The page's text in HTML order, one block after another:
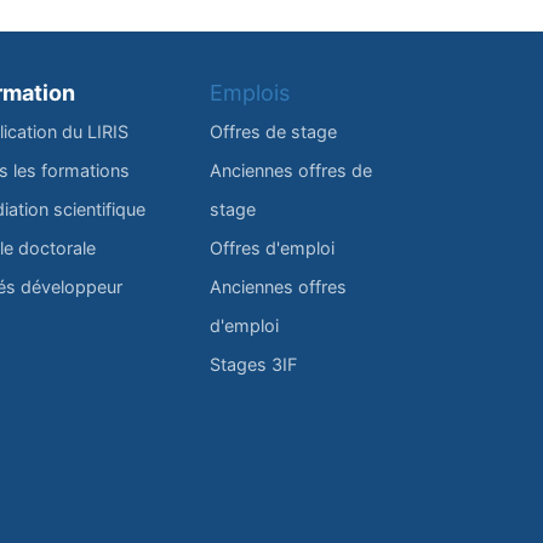
du LIRIS
les formations
scientifique
doctorale
développeur
Emplois
Offres de stage
Anciennes offres de
stage
Offres d'emploi
Anciennes offres
d'emploi
Stages 3IF